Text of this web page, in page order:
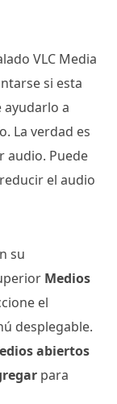
VLC Media
si esta
a
La verdad es
audio. Puede
el audio
su
Medios
el
desplegable.
abiertos
para